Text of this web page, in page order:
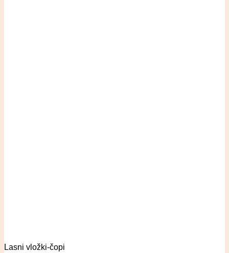
Lasni vložki-čopi